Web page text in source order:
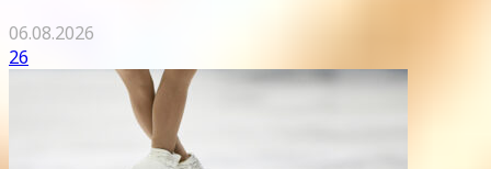
06.08.2026
26